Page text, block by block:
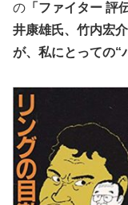
の 「ファイター 評
井康雄氏、竹内宏
が、私にとっての“